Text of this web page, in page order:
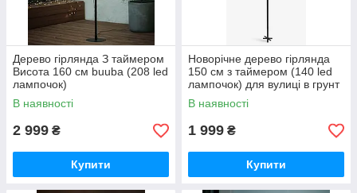
Дерево гірлянда З таймером
Висота 160 см buuba (208 led
лампочок)
В наявності
2 999 ₴
Купити
Новорічне дерево гірлянда
150 см з таймером (140 led
лампочок) для вулиці в грунт
, buuba
В наявності
1 999 ₴
Купити